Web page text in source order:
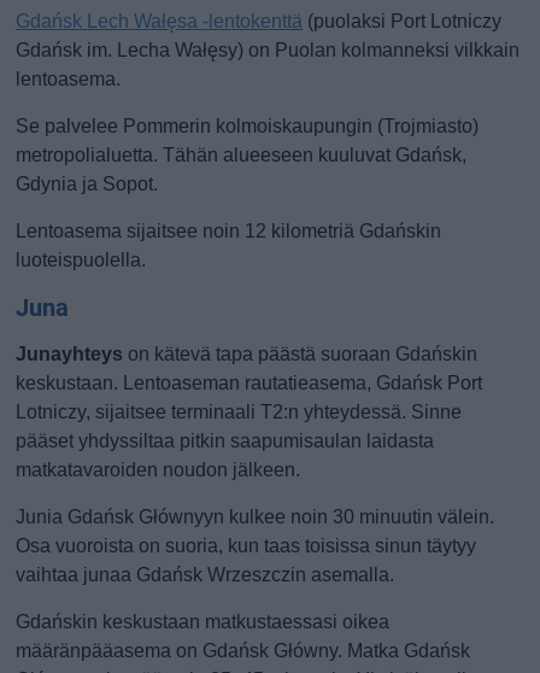
Gdańsk Lech Wałęsa -lentokenttä (puolaksi Port Lotniczy
Gdańsk im. Lecha Wałęsy) on Puolan kolmanneksi vilkkain
lentoasema.
Se palvelee Pommerin kolmoiskaupungin (Trojmiasto)
metropolialuetta. Tähän alueeseen kuuluvat Gdańsk,
Gdynia ja Sopot.
Lentoasema sijaitsee noin 12 kilometriä Gdańskin
luoteispuolella.
Juna
Junayhteys on kätevä tapa päästä suoraan Gdańskin
keskustaan. Lentoaseman rautatieasema, Gdańsk Port
Lotniczy, sijaitsee terminaali T2:n yhteydessä. Sinne
pääset yhdyssiltaa pitkin saapumisaulan laidasta
matkatavaroiden noudon jälkeen.
Junia Gdańsk Głównyyn kulkee noin 30 minuutin välein.
Osa vuoroista on suoria, kun taas toisissa sinun täytyy
vaihtaa junaa Gdańsk Wrzeszczin asemalla.
Gdańskin keskustaan matkustaessasi oikea
määränpääasema on Gdańsk Główny. Matka Gdańsk